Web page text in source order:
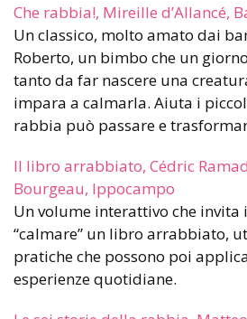
Che rabbia!, Mireille d’Allancé,
Un classico, molto amato dai
Roberto, un bimbo che un
tanto da far nascere una
impara a calmarla. Aiuta i
rabbia può passare e
Il libro arrabbiato, Cédric
Bourgeau, Ippocampo
Un volume interattivo che invita
“calmare” un libro arrabbiato,
pratiche che possono poi
esperienze quotidiane.